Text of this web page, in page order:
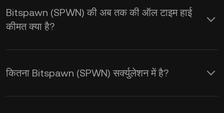
Bitspawn (SPWN) की अब तक की ऑल टाइम हाई
कीमत क्या है?
कितना Bitspawn (SPWN) सर्क्युलेशन में है?